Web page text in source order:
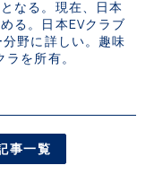
なる。現在、日本
る。日本EVクラブ
野に詳しい。趣味
を所有。
一覧